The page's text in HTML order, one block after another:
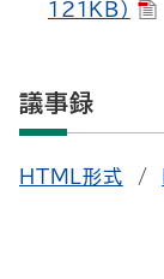
121KB）
議事録
HTML形式 /